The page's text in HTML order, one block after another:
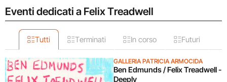
Eventi dedicati a Felix Treadwell
Tutti Terminati In corso Futuri
GALLERIA PATRICIA ARMOCIDA
Ben Edmunds / Felix Treadwell -
Deeply